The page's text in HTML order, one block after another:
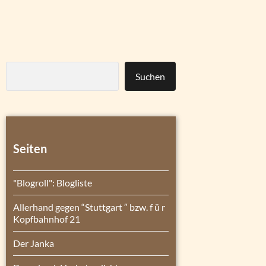
Suchen
Seiten
"Blogroll": Blogliste
Allerhand gegen “Stuttgart ″ bzw. f ü r
Kopfbahnhof 21
Der Janka